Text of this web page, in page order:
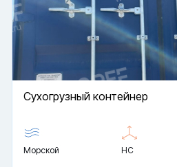
Cухогрузный контейнер
Морской HC